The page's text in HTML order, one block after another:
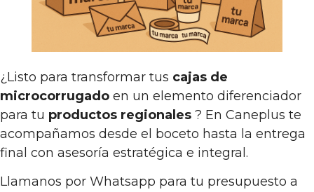
¿Listo para transformar tus cajas de
microcorrugado en un elemento diferenciador
para tu productos regionales ? En Caneplus te
acompañamos desde el boceto hasta la entrega
final con asesoría estratégica e integral.
Llamanos por Whatsapp para tu presupuesto a